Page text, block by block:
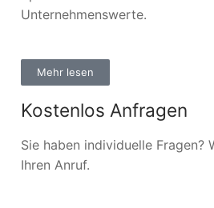
Unternehmenswerte.
Mehr lesen
Kostenlos Anfragen
Sie haben individuelle Fragen?
Ihren Anruf.